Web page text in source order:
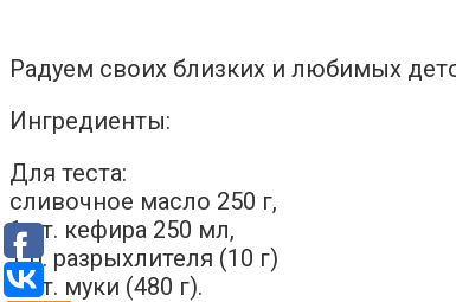
Радуем своих близких и любимых
Ингредиенты:
Для теста:
сливочное масло 250 г,
1 ст. кефира 250 мл,
1 п. разрыхлителя (10 г)
3 ст. муки (480 г).